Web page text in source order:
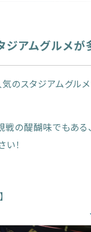
アムグルメが
のスタジアムグル
戦の醍醐味でもある
！